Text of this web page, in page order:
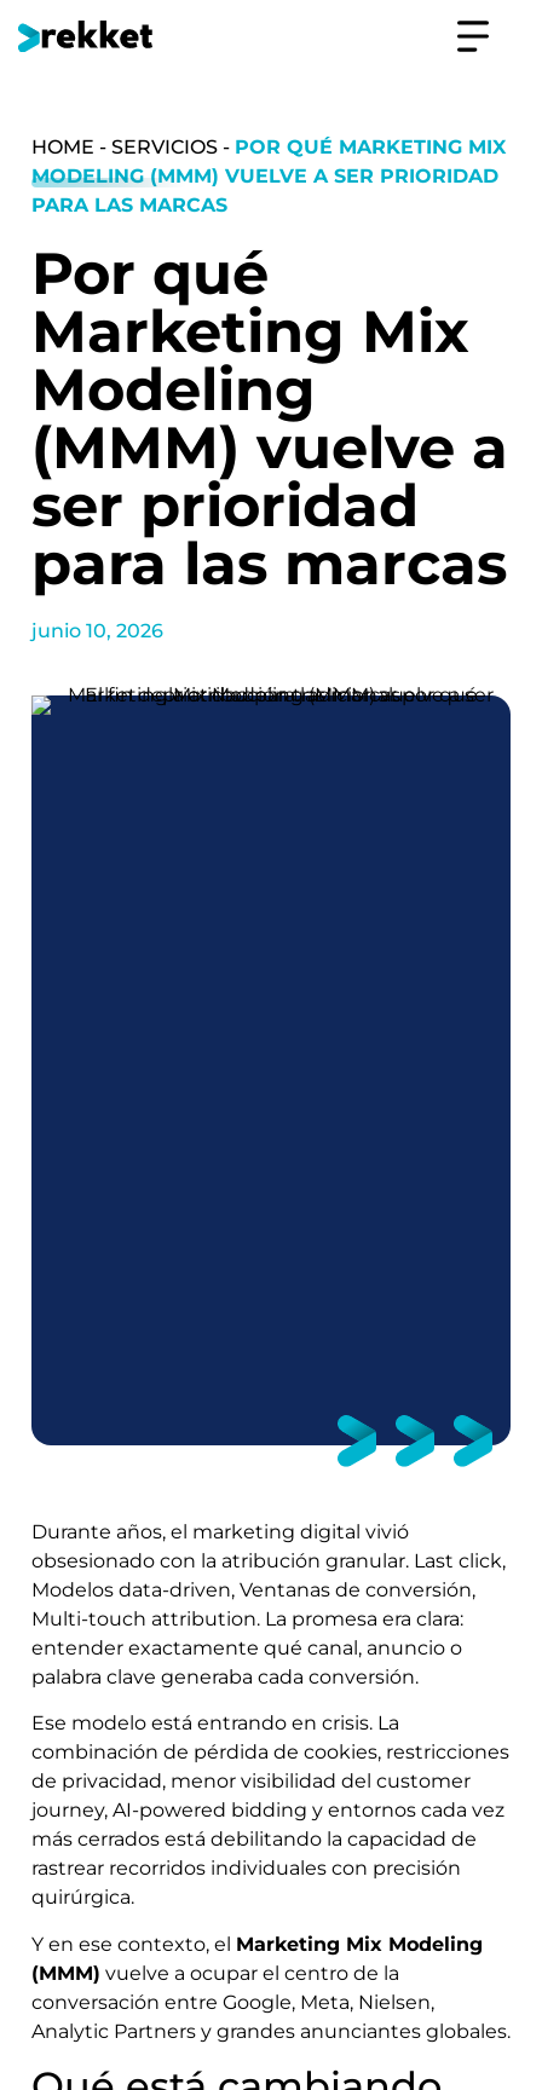
HOME - SERVICIOS - POR QUÉ MARKETING MIX
MODELING (MMM) VUELVE A SER PRIORIDAD
PARA LAS MARCAS
Por qué
Marketing Mix
Modeling
(MMM) vuelve a
ser prioridad
para las marcas
junio 10, 2026
Durante años, el marketing digital vivió
obsesionado con la atribución granular. Last click,
Modelos data-driven, Ventanas de conversión,
Multi-touch attribution. La promesa era clara:
entender exactamente qué canal, anuncio o
palabra clave generaba cada conversión.
Ese modelo está entrando en crisis. La
combinación de pérdida de cookies, restricciones
de privacidad, menor visibilidad del customer
journey, AI-powered bidding y entornos cada vez
más cerrados está debilitando la capacidad de
rastrear recorridos individuales con precisión
quirúrgica.
Y en ese contexto, el Marketing Mix Modeling
(MMM) vuelve a ocupar el centro de la
conversación entre Google, Meta, Nielsen,
Analytic Partners y grandes anunciantes globales.